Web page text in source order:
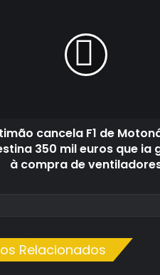
cancela F1 de
350 mil euros que ia
à compra de
Relacionados